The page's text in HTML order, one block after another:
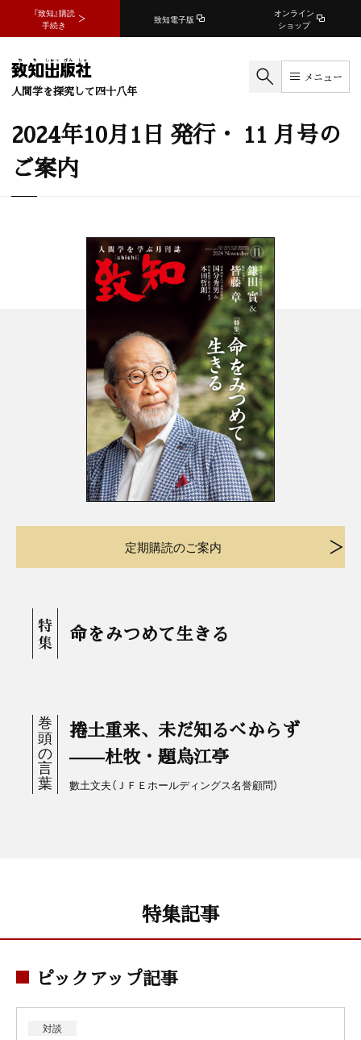
『致知』購読
手続き
致知電子版
オンライン
ショップ
人間学を探究して四十八年
メニュー
2024年10月1日 発行・ 11 月号の
ご案内
定期購読のご案内
命をみつめて生きる
捲土重来、未だ知るべからず
——杜牧・題烏江亭
數土文夫（ＪＦＥホールディングス名誉顧問）
特集記事
ピックアップ記事
対談